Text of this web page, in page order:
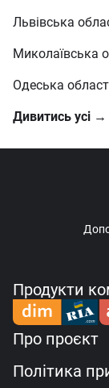
Львівська
Миколаївська
Одеська
Дивитись усі →
Продукти
Про проєкт
Політика